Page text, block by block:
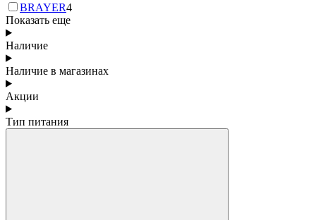
BRAYER4
Показать еще
Наличие
Наличие в магазинах
Акции
Тип питания